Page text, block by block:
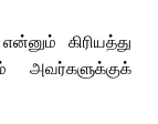
கிரியத்து
அவர்களுக்குக்